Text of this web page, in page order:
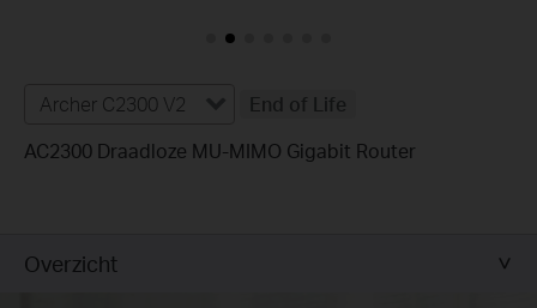
Archer C2300 V2
End of Life
AC2300 Draadloze MU-MIMO Gigabit Router
Overzicht